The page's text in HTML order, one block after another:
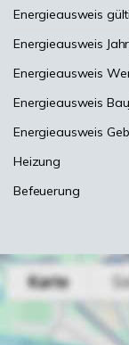
Energieausweis
Energieausweis
Energieausweis
Energieausweis
Energieausweis
Heizung
Befeuerung